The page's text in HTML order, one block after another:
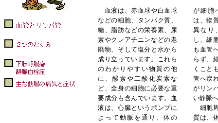
血液は、赤血球や白血球
などの細胞、タンパク質、
糖、脂肪などの栄養素、尿
素やクレアチニンなどの老
廃物、そして塩分と水から
成り立っています。これら
のわかりやすい物質の他
に、酸素や二酸化炭素な
ど、全身の細胞に必要な重
要成分も含んでいます。血
液は、心臓というポンプに
よって動脈を通り、体の
が細胞
は、物
異なり
し、細
も血管
らず、
くこと
管へ戻
がリン
い静脈
細胞
質は、